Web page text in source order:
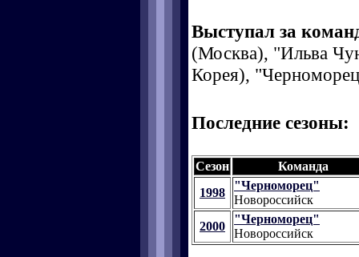
Выступал за
(Москва), "Ильва
Корея),
Последние сезоны:
Сезон
Команда
1998
"Черноморец"
Новороссийск
2000
"Черноморец"
Новороссийск